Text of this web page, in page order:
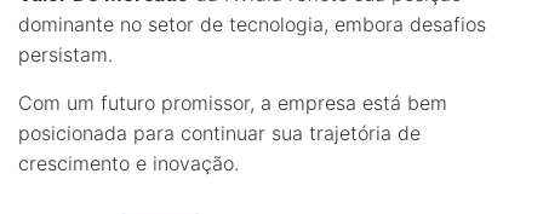
dominante no setor de tecnologia, embora desafios
persistam.
Com um futuro promissor, a empresa está bem
posicionada para continuar sua trajetória de
crescimento e inovação.